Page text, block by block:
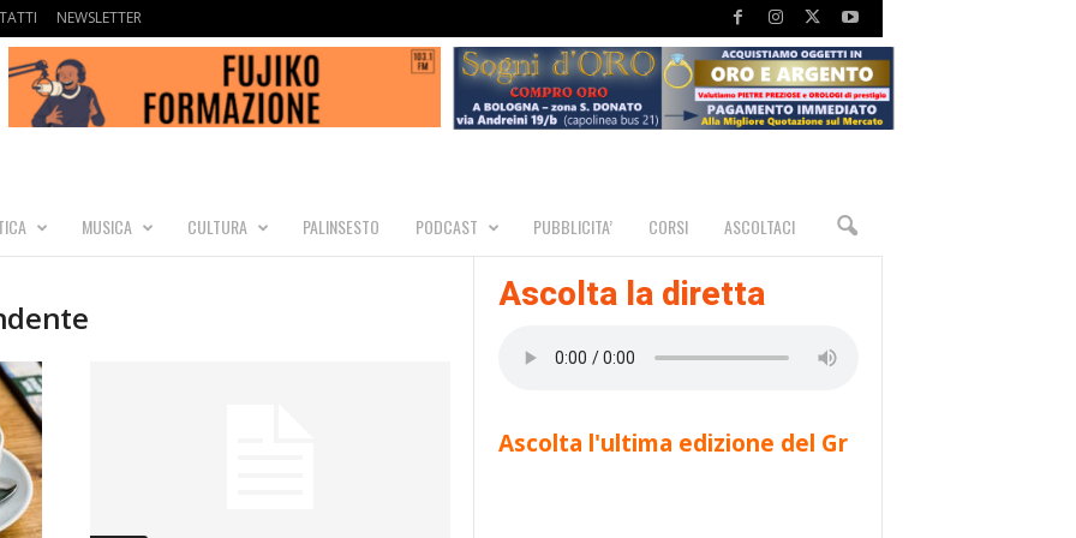
NEWSLETTER
MUSICA CULTURA PALINSESTO PODCAST PUBBLICITA’ CORSI ASCOLTACI
Ascolta la diretta
Ascolta l'ultima edizione del Gr